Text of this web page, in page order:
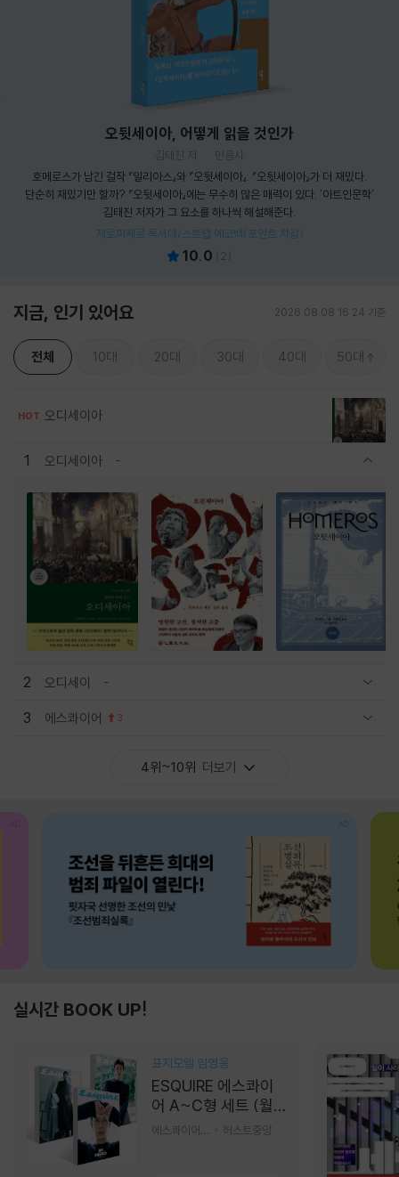
오뒷세이아, 어떻게 읽을 것인가
김태진 저
민음사
호메로스가 남긴 걸작 『일리아스』와 『오뒷세이아』. 『오뒷세이아』가 더 재밌다.
단순히 재밌기만 할까? 『오뒷세이아』에는 무수히 많은 매력이 있다. '아트인문학'
김태진 저자가 그 요소를 하나씩 해설해준다.
제로퍼제로 독서대/스트랩 에코백(포인트 차감)
10.0 ( 2)
지금, 인기 있어요 2026.08.08 16:24 기준
전체 10대 20대 30대 40대 50대
HOT 오디세이아
1 오디세이아
2 오디세이
3 에스콰이어 3
4위~10위 더보기
실시간 BOOK UP!
표지모델 임영웅
ESQUIRE 에스콰이
어 A~C형 세트 (월
간) : 9월 [2026]
허스트중앙